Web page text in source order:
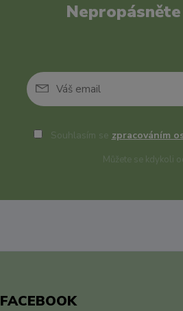
Souhlasím se zpracováním
Můžete se kdykoli
FACEBOOK